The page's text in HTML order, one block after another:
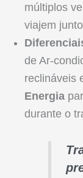
múltiplos
viajem
de Ar-
reclináveis
Energia
durante o